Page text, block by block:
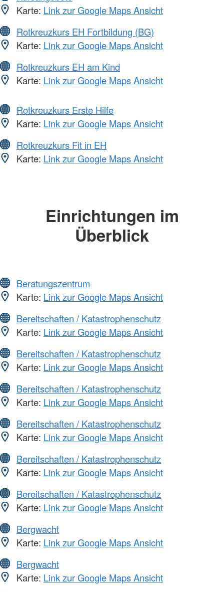
Karte: Link zur Google Maps Ansicht
Rotkreuzkurs EH Fortbildung (BG)
Karte: Link zur Google Maps Ansicht
Rotkreuzkurs EH am Kind
Karte: Link zur Google Maps Ansicht
Rotkreuzkurs Erste Hilfe
Karte: Link zur Google Maps Ansicht
Rotkreuzkurs Fit in EH
Karte: Link zur Google Maps Ansicht
Einrichtungen im
Überblick
Beratungszentrum
Karte: Link zur Google Maps Ansicht
Bereitschaften / Katastrophenschutz
Karte: Link zur Google Maps Ansicht
Bereitschaften / Katastrophenschutz
Karte: Link zur Google Maps Ansicht
Bereitschaften / Katastrophenschutz
Karte: Link zur Google Maps Ansicht
Bereitschaften / Katastrophenschutz
Karte: Link zur Google Maps Ansicht
Bereitschaften / Katastrophenschutz
Karte: Link zur Google Maps Ansicht
Bereitschaften / Katastrophenschutz
Karte: Link zur Google Maps Ansicht
Bergwacht
Karte: Link zur Google Maps Ansicht
Bergwacht
Karte: Link zur Google Maps Ansicht